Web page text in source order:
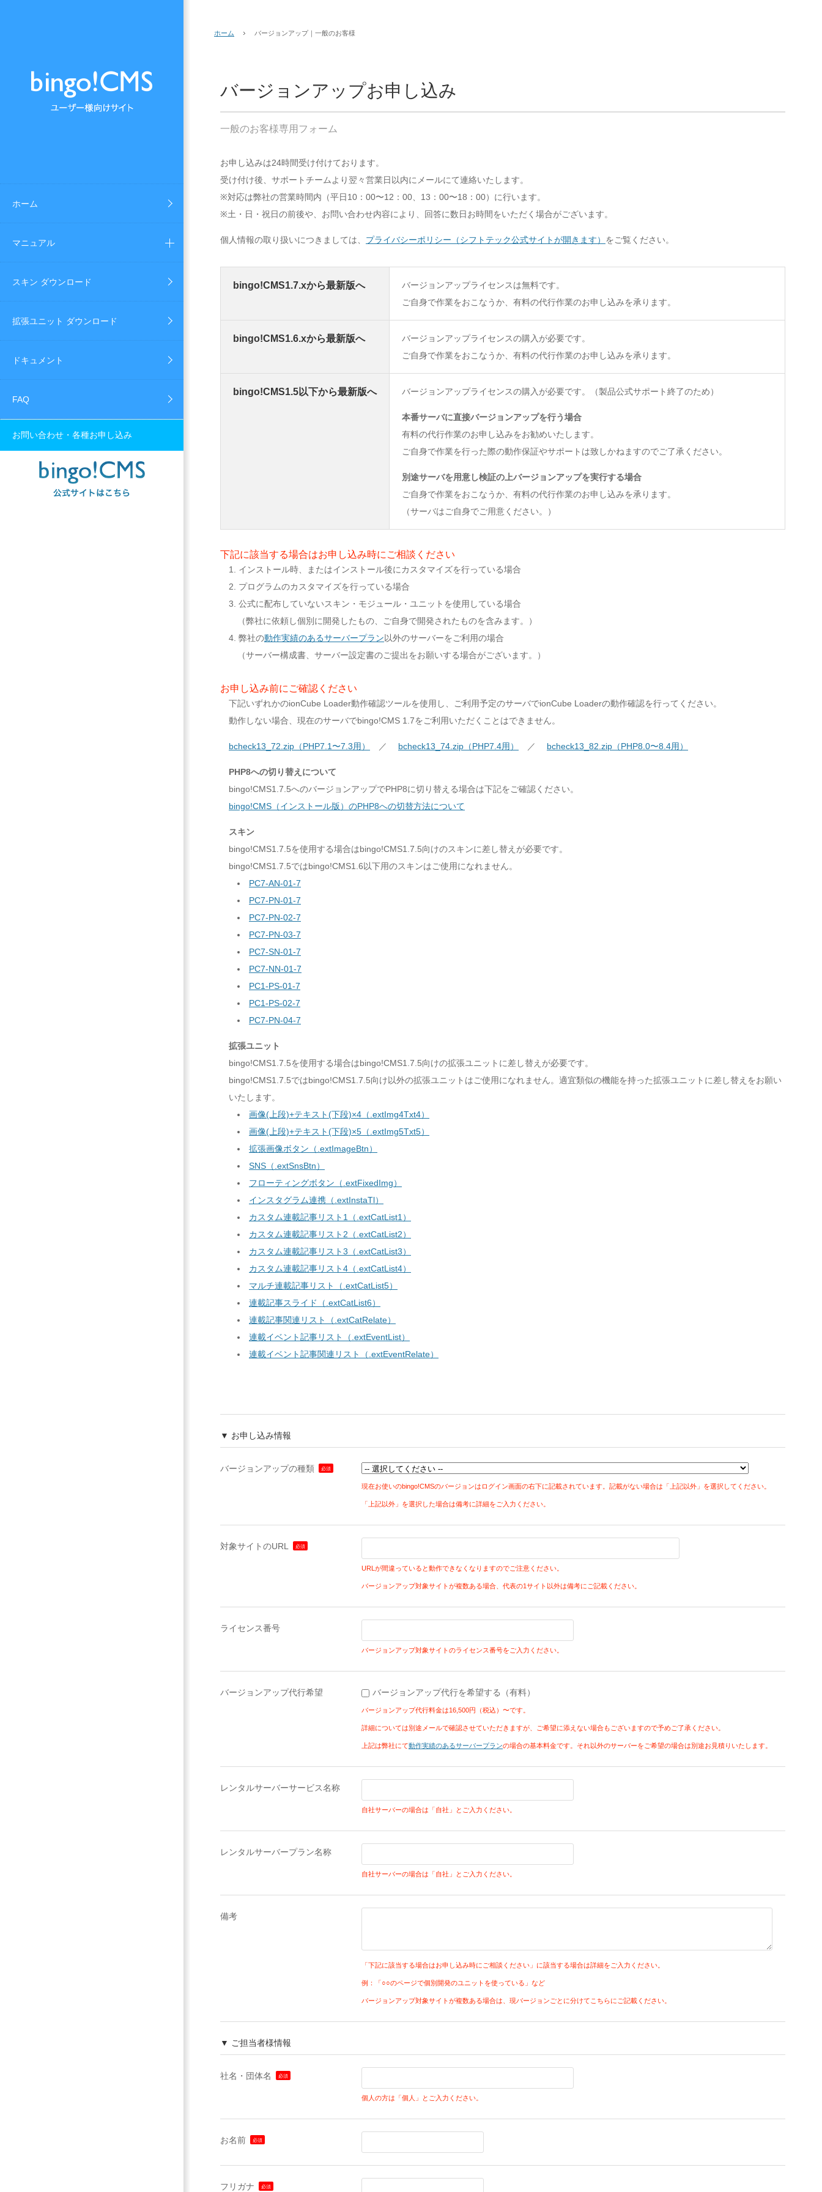
ホーム
マニュアル
スキン ダウンロード
拡張ユニット ダウンロード
ドキュメント
FAQ
お問い合わせ・各種お申し込み
ホーム バージョンアップ｜一般のお客様
バージョンアップお申し込み
一般のお客様専用フォーム
お申し込みは24時間受け付けております。
受け付け後、サポートチームより翌々営業日以内にメールにて連絡いたします。
※対応は弊社の営業時間内（平日10：00〜12：00、13：00〜18：00）に行います。
※土・日・祝日の前後や、お問い合わせ内容により、回答に数日お時間をいただく場合がございます。
個人情報の取り扱いにつきましては、 プライバシーポリシー（シフトテック公式サイトが開きます） をご覧ください。
bingo!CMS1.7.xから最新版へ
バージョンアップライセンスは無料です。
ご自身で作業をおこなうか、有料の代行作業のお申し込みを承ります。
bingo!CMS1.6.xから最新版へ
バージョンアップライセンスの購入が必要です。
ご自身で作業をおこなうか、有料の代行作業のお申し込みを承ります。
bingo!CMS1.5以下から最新版へ バージョンアップライセンスの購入が必要です。（製品公式サポート終了のため）
本番サーバに直接バージョンアップを行う場合
有料の代行作業のお申し込みをお勧めいたします。
ご自身で作業を行った際の動作保証やサポートは致しかねますのでご了承ください。
別途サーバを用意し検証の上バージョンアップを実行する場合
ご自身で作業をおこなうか、有料の代行作業のお申し込みを承ります。
（サーバはご自身でご用意ください。）
下記に該当する場合はお申し込み時にご相談ください
インストール時、またはインストール後にカスタマイズを行っている場合
プログラムのカスタマイズを行っている場合
公式に配布していないスキン・モジュール・ユニットを使用している場合
（弊社に依頼し個別に開発したもの、ご自身で開発されたものを含みます。）
弊社の動作実績のあるサーバープラン以外のサーバーをご利用の場合
（サーバー構成書、サーバー設定書のご提出をお願いする場合がございます。）
お申し込み前にご確認ください
下記いずれかのionCube Loader動作確認ツールを使用し、ご利用予定のサーバでionCube Loaderの動作確認を行ってください。
動作しない場合、現在のサーバでbingo!CMS 1.7をご利用いただくことはできません。
bcheck13_72.zip（PHP7.1〜7.3用） ／ bcheck13_74.zip（PHP7.4用） ／ bcheck13_82.zip（PHP8.0〜8.4用）
PHP8への切り替えについて
bingo!CMS1.7.5へのバージョンアップでPHP8に切り替える場合は下記をご確認ください。
bingo!CMS（インストール版）のPHP8への切替方法について
スキン
bingo!CMS1.7.5を使用する場合はbingo!CMS1.7.5向けのスキンに差し替えが必要です。
bingo!CMS1.7.5ではbingo!CMS1.6以下用のスキンはご使用になれません。
PC7-AN-01-7
PC7-PN-01-7
PC7-PN-02-7
PC7-PN-03-7
PC7-SN-01-7
PC7-NN-01-7
PC1-PS-01-7
PC1-PS-02-7
PC7-PN-04-7
拡張ユニット
bingo!CMS1.7.5を使用する場合はbingo!CMS1.7.5向けの拡張ユニットに差し替えが必要です。
bingo!CMS1.7.5ではbingo!CMS1.7.5向け以外の拡張ユニットはご使用になれません。適宜類似の機能を持った拡張ユニットに差し替えをお願い
いたします。
画像(上段)+テキスト(下段)×4（.extImg4Txt4）
画像(上段)+テキスト(下段)×5（.extImg5Txt5）
拡張画像ボタン（.extImageBtn）
SNS（.extSnsBtn）
フローティングボタン（.extFixedImg）
インスタグラム連携（.extInstaTl）
カスタム連載記事リスト1（.extCatList1）
カスタム連載記事リスト2（.extCatList2）
カスタム連載記事リスト3（.extCatList3）
カスタム連載記事リスト4（.extCatList4）
マルチ連載記事リスト（.extCatList5）
連載記事スライド（.extCatList6）
連載記事関連リスト（.extCatRelate）
連載イベント記事リスト（.extEventList）
連載イベント記事関連リスト（.extEventRelate）
▼ お申し込み情報
バージョンアップの種類
現在お使いのbingo!CMSのバージョンはログイン画面の右下に記載されています。記載がない場合は「上記以外」を選択してください。
「上記以外」を選択した場合は備考に詳細をご入力ください。
対象サイトのURL
URLが間違っていると動作できなくなりますのでご注意ください。
バージョンアップ対象サイトが複数ある場合、代表の1サイト以外は備考にご記載ください。
ライセンス番号
バージョンアップ対象サイトのライセンス番号をご入力ください。
バージョンアップ代行希望 バージョンアップ代行を希望する（有料）
バージョンアップ代行料金は16,500円（税込）〜です。
詳細については別途メールで確認させていただきますが、ご希望に添えない場合もございますので予めご了承ください。
上記は弊社にて動作実績のあるサーバープランの場合の基本料金です。それ以外のサーバーをご希望の場合は別途お見積りいたします。
レンタルサーバーサービス名称
自社サーバーの場合は「自社」とご入力ください。
レンタルサーバープラン名称
自社サーバーの場合は「自社」とご入力ください。
備考
「下記に該当する場合はお申し込み時にご相談ください」に該当する場合は詳細をご入力ください。
例：「○○のページで個別開発のユニットを使っている」など
バージョンアップ対象サイトが複数ある場合は、現バージョンごとに分けてこちらにご記載ください。
▼ ご担当者様情報
社名・団体名
個人の方は「個人」とご入力ください。
お名前
フリガナ